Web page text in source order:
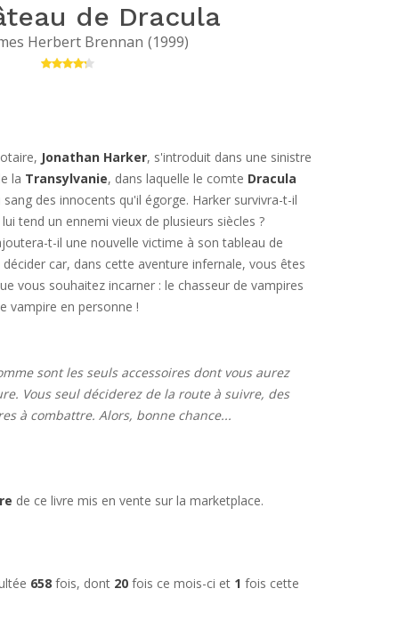
de Dracula
Herbert Brennan (1999)
Jonathan Harker, s'introduit dans une sinistre
la Transylvanie, dans laquelle le comte Dracula
des innocents qu'il égorge. Harker survivra-t-il
tend un ennemi vieux de plusieurs siècles ?
t-il une nouvelle victime à son tableau de
car, dans cette aventure infernale, vous êtes
vous souhaitez incarner : le chasseur de vampires
vampire en personne !
sont les seuls accessoires dont vous aurez
Vous seul déciderez de la route à suivre, des
à combattre. Alors, bonne chance...
de ce livre mis en vente sur la marketplace.
658fois, dont 20fois ce mois-ci et 1 fois cette